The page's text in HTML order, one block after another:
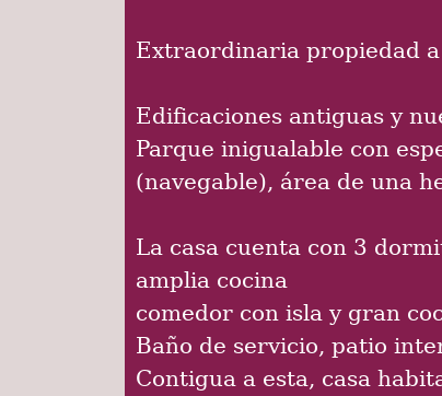
Parque inigualable con
(navegable), área de una
amplia cocina
comedor con isla y gran
Baño de servicio, patio
Contigua a esta, casa